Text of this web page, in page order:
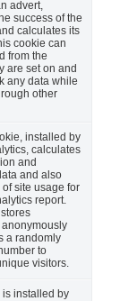
advert,
success of the
calculates its
cookie can
from the
are set on and
any data while
other
installed by
calculates
and
and also
site usage for
report.
a randomly
to
visitors.
installed by